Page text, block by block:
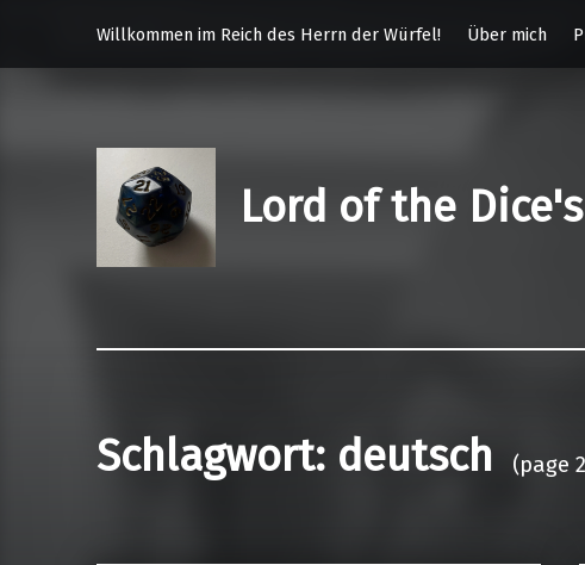
Willkommen im Reich des Herrn der Würfel!
Über mich
Lord of the
Schlagwort: deutsch (page